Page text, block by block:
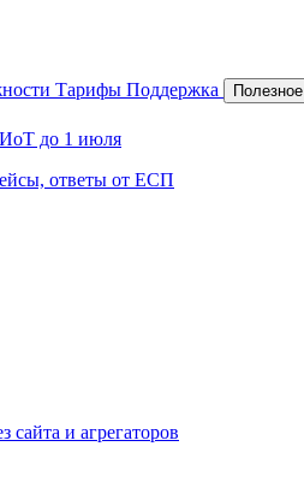
Тарифы Поддержка Полезное
до 1 июля
ответы от ЕСП
сайта и агрегаторов